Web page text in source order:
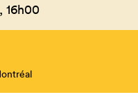
16h00